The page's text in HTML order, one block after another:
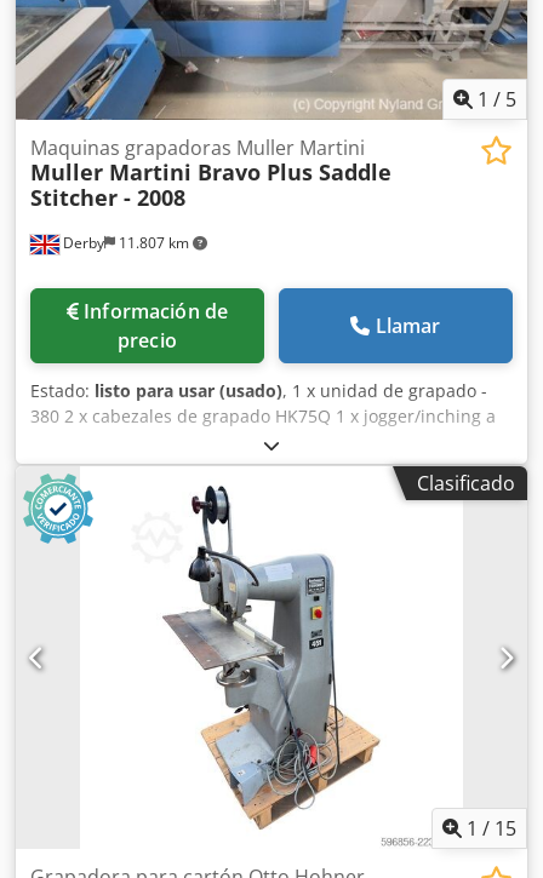
1 / 5
Derby 11.807 km
Maquinas grapadoras Muller Martini
Muller Martini Bravo Plus Saddle
Stitcher - 2008
Información de
precio
Llamar
Estado: listo para usar (usado), 1 x unidad de grapado -
380 2 x cabezales de grapado HK75Q 1 x jogger/inching a
control remoto 1 x monitor de hoja oblicua en caballete 6 x
alimentadores de secciones 370 1 x alimentador de
cubiertas 1529 1 x trilateral cortadora 449 1 x salida
apiladora - Perfetto 450 Opcional si es necesario: Corte
central para producción doble Accesorio para formatos
pequeños para alimentadores Cabezas de grapado
adicionales Dwjdpfxoxxnlps Ahpea
Clasificado
1 / 15